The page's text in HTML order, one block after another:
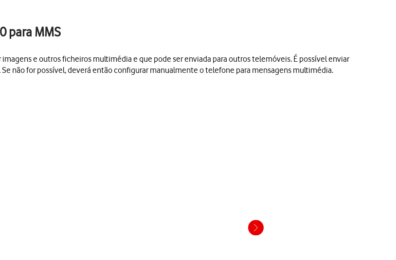
para MMS
e outros ficheiros multimédia e que pode ser enviada para outros telemóveis. É possível enviar
não for possível, deverá então configurar manualmente o telefone para mensagens multimédia.